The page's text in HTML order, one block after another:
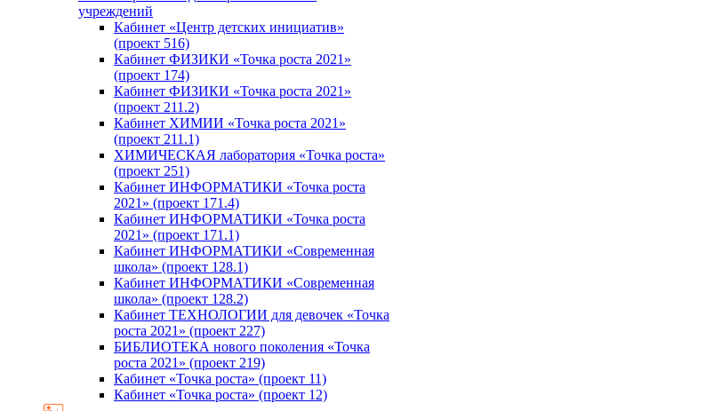
учреждений
Кабинет «Центр детских инициатив»
(проект 516)
Кабинет ФИЗИКИ «Точка роста 2021»
(проект 174)
Кабинет ФИЗИКИ «Точка роста 2021»
(проект 211.2)
Кабинет ХИМИИ «Точка роста 2021»
(проект 211.1)
ХИМИЧЕСКАЯ лаборатория «Точка роста»
(проект 251)
Кабинет ИНФОРМАТИКИ «Точка роста
2021» (проект 171.4)
Кабинет ИНФОРМАТИКИ «Точка роста
2021» (проект 171.1)
Кабинет ИНФОРМАТИКИ «Современная
школа» (проект 128.1)
Кабинет ИНФОРМАТИКИ «Современная
школа» (проект 128.2)
Кабинет ТЕХНОЛОГИИ для девочек «Точка
роста 2021» (проект 227)
БИБЛИОТЕКА нового поколения «Точка
роста 2021» (проект 219)
Кабинет «Точка роста» (проект 11)
Кабинет «Точка роста» (проект 12)